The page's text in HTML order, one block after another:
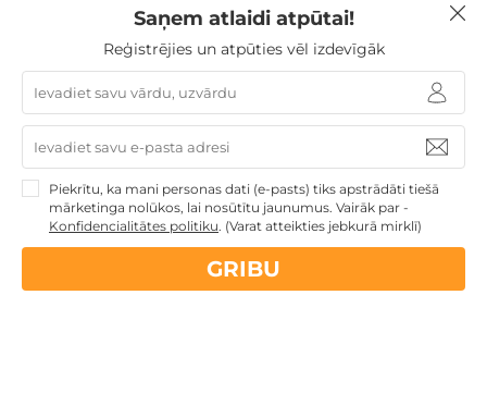
Dāvanas Mātes dienā
Dāvanas VIŅAM
Nekādasapkalpošanas un administrācijasmaksas
14 dienunaudas atmaksas garantija
Kvalitatīva klientuapkalpošana
Saņem atlaidi atpūtai!
Reģistrējies un atpūties vēl izdevīgāk
Piekrītu, ka mani personas dati (e-pasts) tiks apstrādāti tiešā
mārketinga nolūkos, lai nosūtītu jaunumus. Vairāk par -
Konfidencialitātes politiku. (Varat atteikties jebkurā mirklī)
GRIBU